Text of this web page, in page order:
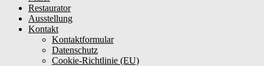
Restaurator
Ausstellung
Kontakt
Kontaktformular
Datenschutz
Cookie-Richtlinie (EU)